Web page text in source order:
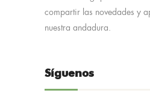
compartir las novedades y
nuestra andadura.
Síguenos